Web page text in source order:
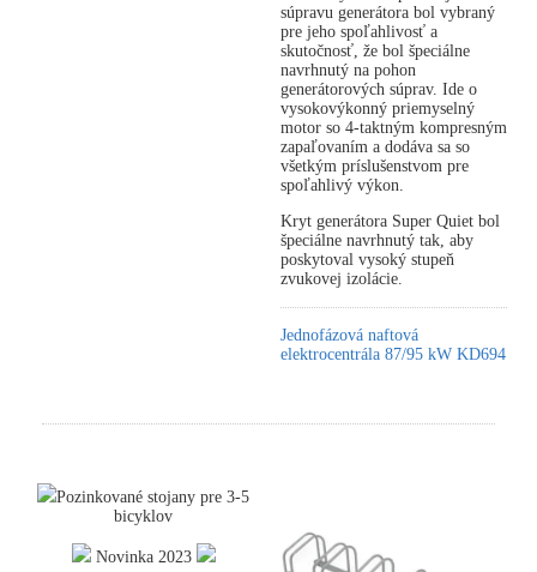
súpravu generátora bol vybraný
pre jeho spoľahlivosť a
skutočnosť, že bol špeciálne
navrhnutý na pohon
generátorových súprav. Ide o
vysokovýkonný priemyselný
motor so 4-taktným kompresným
zapaľovaním a dodáva sa so
všetkým príslušenstvom pre
spoľahlivý výkon.
Kryt generátora Super Quiet bol
špeciálne navrhnutý tak, aby
poskytoval vysoký stupeň
zvukovej izolácie.
Jednofázová naftová
elektrocentrála 87/95 kW KD694
Pozinkované stojany pre 3-5
bicyklov
Novinka 2023